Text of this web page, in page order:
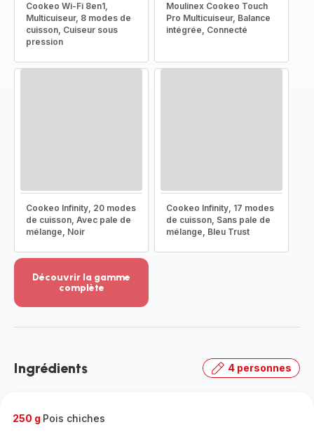
Cookeo Wi-Fi 8en1,
Multicuiseur, 8 modes de
cuisson, Cuiseur sous
pression
Moulinex Cookeo Touch
Pro Multicuiseur, Balance
intégrée, Connecté
Cookeo Infinity, 20 modes
de cuisson, Avec pale de
mélange, Noir
Cookeo Infinity, 17 modes
de cuisson, Sans pale de
mélange, Bleu Trust
Découvrir la gamme
complète
-
gamme
Ingrédients 4 personnes
250 g Pois chiches